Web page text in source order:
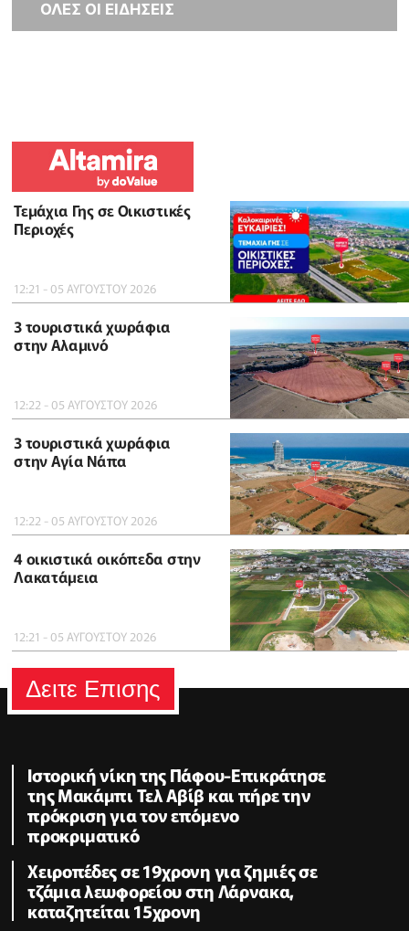
ΟΛΕΣ ΟΙ ΕΙΔΗΣΕΙΣ
Τεμάχια Γης σε Οικιστικές
Περιοχές
12:21 - 05 ΑΥΓΟΥΣΤΟΥ 2026
3 τουριστικά χωράφια
στην Αλαμινό
12:22 - 05 ΑΥΓΟΥΣΤΟΥ 2026
3 τουριστικά χωράφια
στην Αγία Νάπα
12:22 - 05 ΑΥΓΟΥΣΤΟΥ 2026
4 οικιστικά οικόπεδα στην
Λακατάμεια
12:21 - 05 ΑΥΓΟΥΣΤΟΥ 2026
Δειτε Επισης
Ιστορική νίκη της Πάφου-Επικράτησε
της Μακάμπι Τελ Αβίβ και πήρε την
πρόκριση για τον επόμενο
προκριματικό
Χειροπέδες σε 19χρονη για ζημιές σε
τζάμια λεωφορείου στη Λάρνακα,
καταζητείται 15χρονη